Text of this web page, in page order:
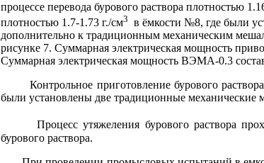
процессе перевода бурового раствора плотностью
плотностью 1.7-1.73 г./см3 в ёмкости №8, где были
дополнительно к традиционным механическим
рисунке 7. Суммарная электрическая мощность
Суммарная электрическая мощность ВЭМА-0.3
Контрольное приготовление бурового
были установлены две традиционные механические
Процесс утяжеления бурового раствора
бурового раствора.